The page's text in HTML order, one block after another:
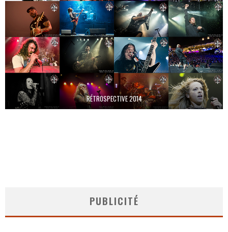
RÉTROSPECTIVE 2014
PUBLICITÉ